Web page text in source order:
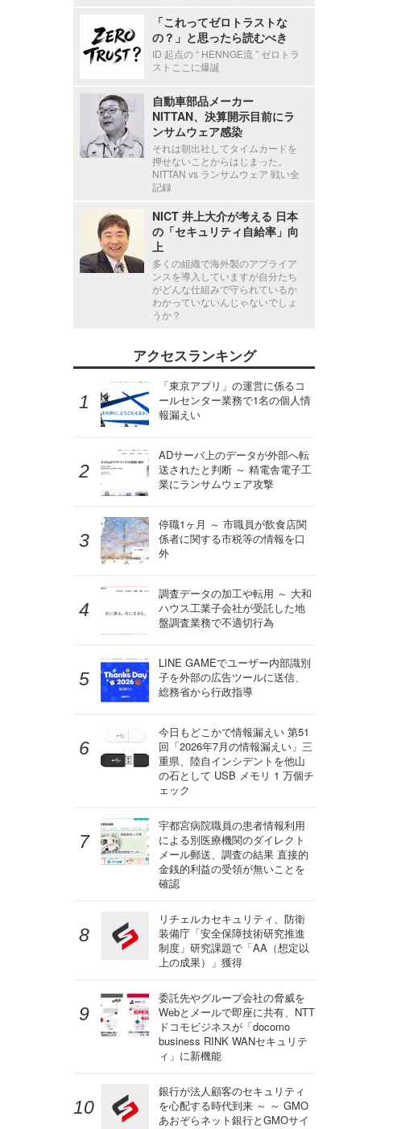
「これってゼロトラストな
の？」と思ったら読むべき
ID 起点の “ HENNGE流 ” ゼロトラ
ストここに爆誕
自動車部品メーカー
NITTAN、決算開示目前にラ
ンサムウェア感染
それは朝出社してタイムカードを
押せないことからはじまった。
NITTAN vs ランサムウェア 戦い全
記録
NICT 井上大介が考える 日本
の「セキュリティ自給率」向
上
多くの組織で海外製のアプライア
ンスを導入していますが自分たち
がどんな仕組みで守られているか
わかっていないんじゃないでしょ
うか？
アクセスランキング
「東京アプリ」の運営に係るコ
ールセンター業務で1名の個人情
報漏えい
ADサーバ上のデータが外部へ転
送されたと判断 ～ 精電舎電子工
業にランサムウェア攻撃
停職1ヶ月 ～ 市職員が飲食店関
係者に関する市税等の情報を口
外
調査データの加工や転用 ～ 大和
ハウス工業子会社が受託した地
盤調査業務で不適切行為
LINE GAMEでユーザー内部識別
子を外部の広告ツールに送信、
総務省から行政指導
今日もどこかで情報漏えい 第51
回「2026年7月の情報漏えい」三
重県、陸自インシデントを他山
の石として USB メモリ 1 万個チ
ェック
宇都宮病院職員の患者情報利用
による別医療機関のダイレクト
メール郵送、調査の結果 直接的
金銭的利益の受領が無いことを
確認
リチェルカセキュリティ、防衛
装備庁「安全保障技術研究推進
制度」研究課題で「AA（想定以
上の成果）」獲得
委託先やグループ会社の脅威を
Webとメールで即座に共有、NTT
ドコモビジネスが「docomo
business RINK WANセキュリテ
ィ」に新機能
銀行が法人顧客のセキュリティ
を心配する時代到来 ～ ～ GMO
あおぞらネット銀行とGMOサイ